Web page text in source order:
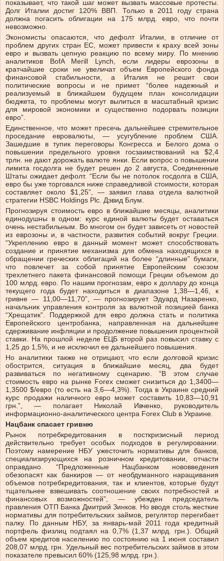
показывает, что такой шаг может вызвать массовые протесты.
Долг Италии достиг 120% ВВП. Только в 2011 году страна
должна погасить облигации на 175 млрд. евро, что почти
невозможно.
Экономисты опасаются, что дефолт Италии, в отличие от
проблем других стран ЕС, может привести к краху всей зоны
евро и вызвать цепную реакцию по всему миру. По мнению
аналитиков BofA Merill Lynch, если лидеры еврозоны в
кратчайшие сроки не увеличат объем Европейского фонда
финансовой стабильности, а Италия не решит свои
политические вопросы и не примет “более надежный и
реализуемый в ближайшем будущем план консолидации
бюджета, то проблемы могут вылиться в масштабный кризис
для мировой экономики и существенно подорвать позиции
евро”.
Единственное, что может пресечь дальнейшее стремительное
проседание евровалюты, — усугубление проблем США.
Зашедшие в тупик переговоры Конгресса и Белого дома о
повышении предельного уровня госзаимствований на $2,4
трлн. не дают дорожать валюте янки. Если вопрос о повышении
лимита госдолга не будет решен до 2 августа, Соединенные
Штаты ожидает дефолт. “Если бы не потолок госдолга в США,
евро бы уже торговался ниже справедливой стоимости, которая
составляет около $1,25”, — заявил глава отдела валютной
стратегии HSBC Holdings Plc. Дэвид Блум.
Прогнозируя стоимость евро в ближайшие месяцы, аналитики
единодушны в одном: курс единой валюты будет оставаться
очень нестабильным. Во многом он будет зависеть от новостей
из еврозоны и, в частности, развития событий вокруг Греции.
“Укреплению евро в данный момент может способствовать
создание и принятие механизма для обмена находящихся в
обращении греческих облигаций на более “длинные” бумаги,
что повлечет за собой принятие Европейским союзом
трехлетнего пакета финансовой помощи Греции объемом до
100 млрд. евро. По нашим прогнозам, евро к доллару до конца
текущего года будет находиться в диапазоне 1,38—1,46, к
гривне — 11,00—11,70”, — прогнозирует Эдуард Назаренко,
начальник управления контроля за валютной позицией банка
“Хрещатик”. Поддержкой для евро должна стать и политика
Европейского центробанка, направленная на дальнейшее
сдерживание инфляции и продолжение повышения процентной
ставки. На прошлой неделе ЕЦБ второй раз повысил ставку с
1,25 до 1,5%, и не исключил ее дальнейшего повышения.
Но аналитики также не отрицают, что если долговой кризис
обострится, ситуация в ближайшие месяц, два будет
развиваться по негативному сценарию. “В этом случае
стоимость евро на рынке Forex сможет снизиться до 1,3400—
1,3500 $/евро (то есть на 3,6—4,3%). Тогда в Украине средний
курс продажи наличного евро может составить 10,83—10,91
грн.”, — полагает Николай Ивченко, руководитель
информационно-аналитического центра Forex Club в Украине.
Нацбанк спасает гривню
Рынок потребкредитования в посткризисный период
действительно требует особых подходов в регулировании.
Поэтому намерение НБУ ужесточить нормативы для банков,
специализирующихся на розничном кредитовании, отчасти
оправдано. “Предложенные Нацбанком нововведения
обезопасят как банкиров — от необдуманного наращивания
объемов потребкредитования, так и клиентов, которые будут
тщательнее взвешивать соотношение своих потребностей и
финансовых возможностей”, — убежден председатель
правления ОТП Банка Дмитрий Зинков. Но вводя столь жесткие
нормативы для потребительских займов, регулятор перегибает
палку. По данным НБУ, за январь-май 2011 года кредитный
портфель физлиц подтаял на 0,7% (1,37 млрд. грн.). Общий
объем кредитов населению по состоянию на 1 июня составил
208,07 млрд. грн. Удельный вес потребительских займов в этом
показателе превысил 60% (125,98 млрд. грн.).